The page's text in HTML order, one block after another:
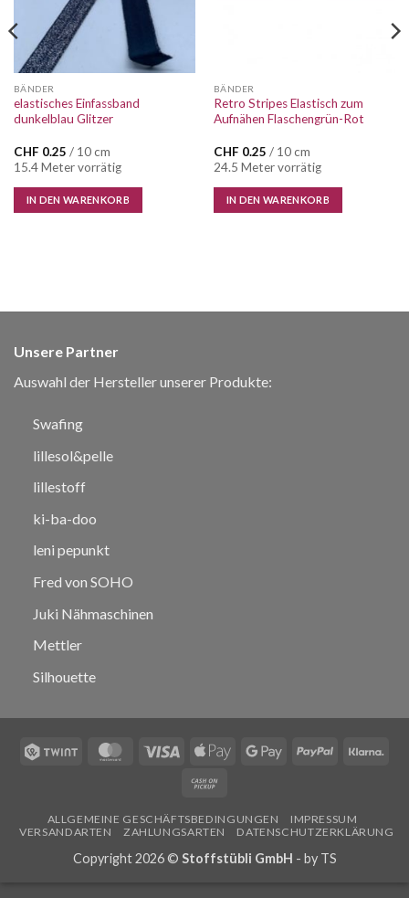
BÄNDER
elastisches Einfassband
dunkelblau Glitzer
CHF 0.25 / 10 cm
15.4 Meter vorrätig
IN DEN WARENKORB
BÄNDER
Retro Stripes Elastisch zum
Aufnähen Flaschengrün-Rot
CHF 0.25 / 10 cm
24.5 Meter vorrätig
IN DEN WARENKORB
Unsere Partner
Auswahl der Hersteller unserer Produkte:
Swafing
lillesol&pelle
lillestoff
ki-ba-doo
leni pepunkt
Fred von SOHO
Juki Nähmaschinen
Mettler
Silhouette
Twint MasterCard
Visa
Apple
Google PayPal
Pickup
ALLGEMEINE GESCHÄFTSBEDINGUNGEN
IMPRESSUM
VERSANDARTEN
ZAHLUNGSARTEN DATENSCHUTZERKLÄRUNG
Copyright 2026 © Stoffstübli GmbH - by TS